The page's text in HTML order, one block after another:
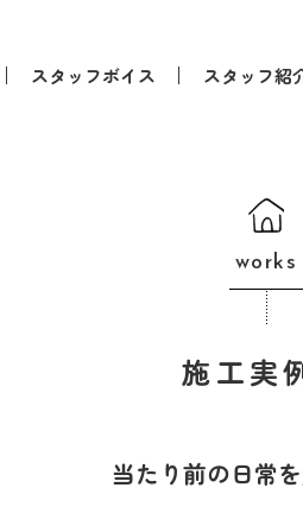
スタッフボイス スタッフ紹
works
施工実
当たり前の日常